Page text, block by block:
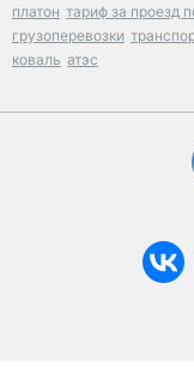
платон тариф за проезд
грузоперевозки
коваль атэс